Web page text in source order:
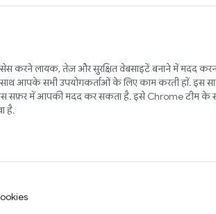
करने लायक, तेज़ और सुरक्षित वेबसाइटें बनाने में मदद
साथ आपके सभी उपयोगकर्ताओं के लिए काम करती हों. इस
इस सफ़र में आपकी मदद कर सकता है. इसे Chrome टीम के
है.